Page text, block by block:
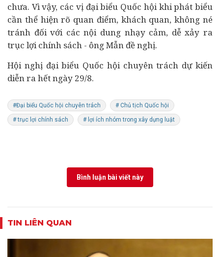
chưa. Vì vậy, các vị đại biểu Quốc hội khi phát biểu
cần thể hiện rõ quan điểm, khách quan, không né
tránh đối với các nội dung nhạy cảm, dễ xảy ra
trục lợi chính sách - ông Mẫn đề nghị.
Hội nghị đại biểu Quốc hội chuyên trách dự kiến
diễn ra hết ngày 29/8.
#Đại biểu Quốc hội chuyên trách # Chủ tịch Quốc hội
# trục lợi chính sách # lợi ích nhóm trong xây dựng luật
Bình luận bài viết này
TIN LIÊN QUAN